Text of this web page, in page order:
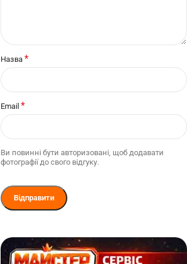
Назва *
Email *
Ви повинні бути авторизовані, щоб додавати
фотографії до свого відгуку.